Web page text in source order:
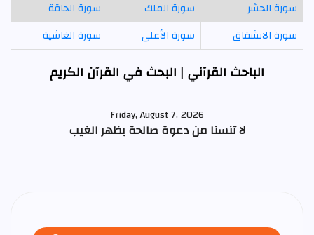
سورة الحشر سورة الملك
سورة الحاقة
سورة الانشقاق
سورة الأعلى سورة الغاشية
الباحث القرآني | البحث في القرآن الكريم
Friday, August 7, 2026
لا تنسنا من دعوة صالحة بظهر الغيب